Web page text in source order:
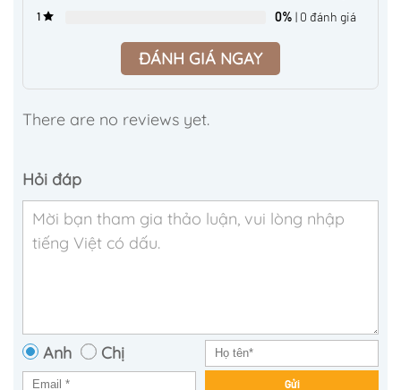
1 0% | 0 đánh giá
ĐÁNH GIÁ NGAY
There are no reviews yet.
Hỏi đáp
Anh Chị
Gửi